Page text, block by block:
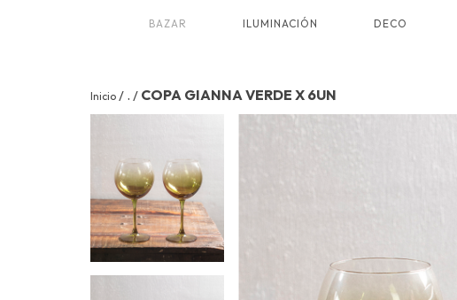
BAZAR ILUMINACIÓN DECO
Inicio / . / COPA GIANNA VERDE X 6UN